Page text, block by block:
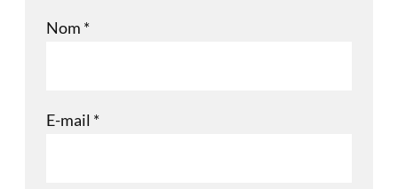
Nom *
E-mail *